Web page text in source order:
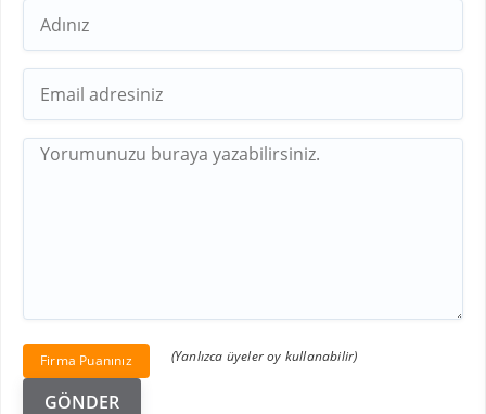
Firma Puanınız (Yanlızca üyeler oy kullanabilir)